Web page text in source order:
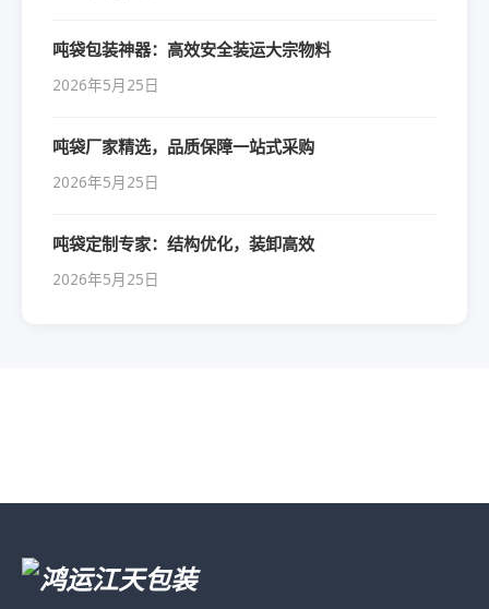
吨袋包装神器：高效安全装运大宗物料
2026年5月25日
吨袋厂家精选，品质保障一站式采购
2026年5月25日
吨袋定制专家：结构优化，装卸高效
2026年5月25日